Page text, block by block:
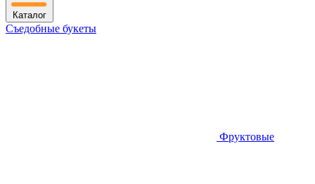
Каталог
Съедобные букеты
Фруктовые